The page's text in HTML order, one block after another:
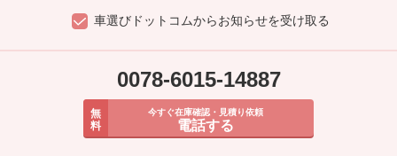
車選びドットコムからお知らせを受け取る
0078-6015-14887
無
料
今すぐ在庫確認・見積り依頼
電話する